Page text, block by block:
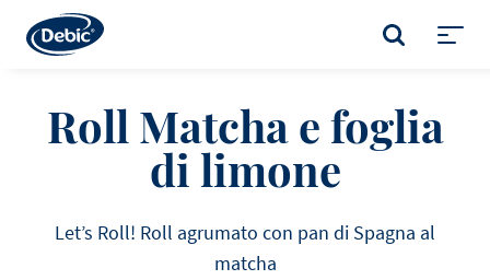
main
CERCA
Roll Matcha e foglia
di limone
Let’s Roll! Roll agrumato con pan di Spagna al
matcha